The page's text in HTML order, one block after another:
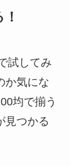
ソー/
も紹
イソー/
パイス
試してみ
か気にな
均で揃う
見つかる